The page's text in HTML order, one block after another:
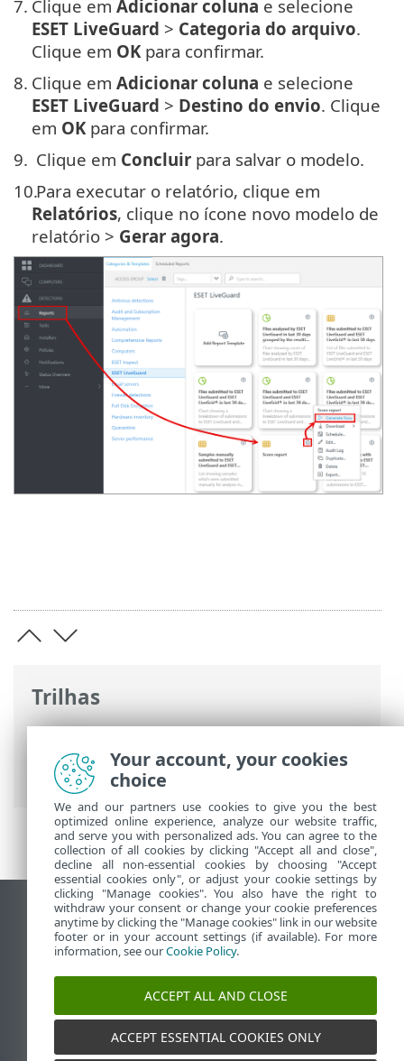
Trilhas
Ajuda on-line ESET>ESET LiveGuard
Advanced >Usando o ESET LiveGuard
Advanced
> Criar relatório
7. Clique em Adicionar coluna e selecione
ESET LiveGuard > Categoria do arquivo.
Clique em OK para confirmar.
8. Clique em Adicionar coluna e selecione
ESET LiveGuard > Destino do envio. Clique
em OK para confirmar.
9. Clique em Concluir para salvar o modelo.
10.Para executar o relatório, clique em
Relatórios, clique no ícone novo modelo de
relatório > Gerar agora.
Ver site para desktop
End of Life
Base de conhecimento ESET
Fórum ESET
ESET Status Portal
Suporte regional
Your account, your cookies
choice
We and our partners use cookies to give you the best
optimized online experience, analyze our website traffic,
and serve you with personalized ads. You can agree to the
collection of all cookies by clicking "Accept all and close",
decline all non-essential cookies by choosing "Accept
essential cookies only", or adjust your cookie settings by
clicking "Manage cookies". You also have the right to
withdraw your consent or change your cookie preferences
anytime by clicking the "Manage cookies" link in our website
footer or in your account settings (if available). For more
information, see ourCookie Policy.
ACCEPT ALL AND CLOSE
ACCEPT ESSENTIAL COOKIES ONLY